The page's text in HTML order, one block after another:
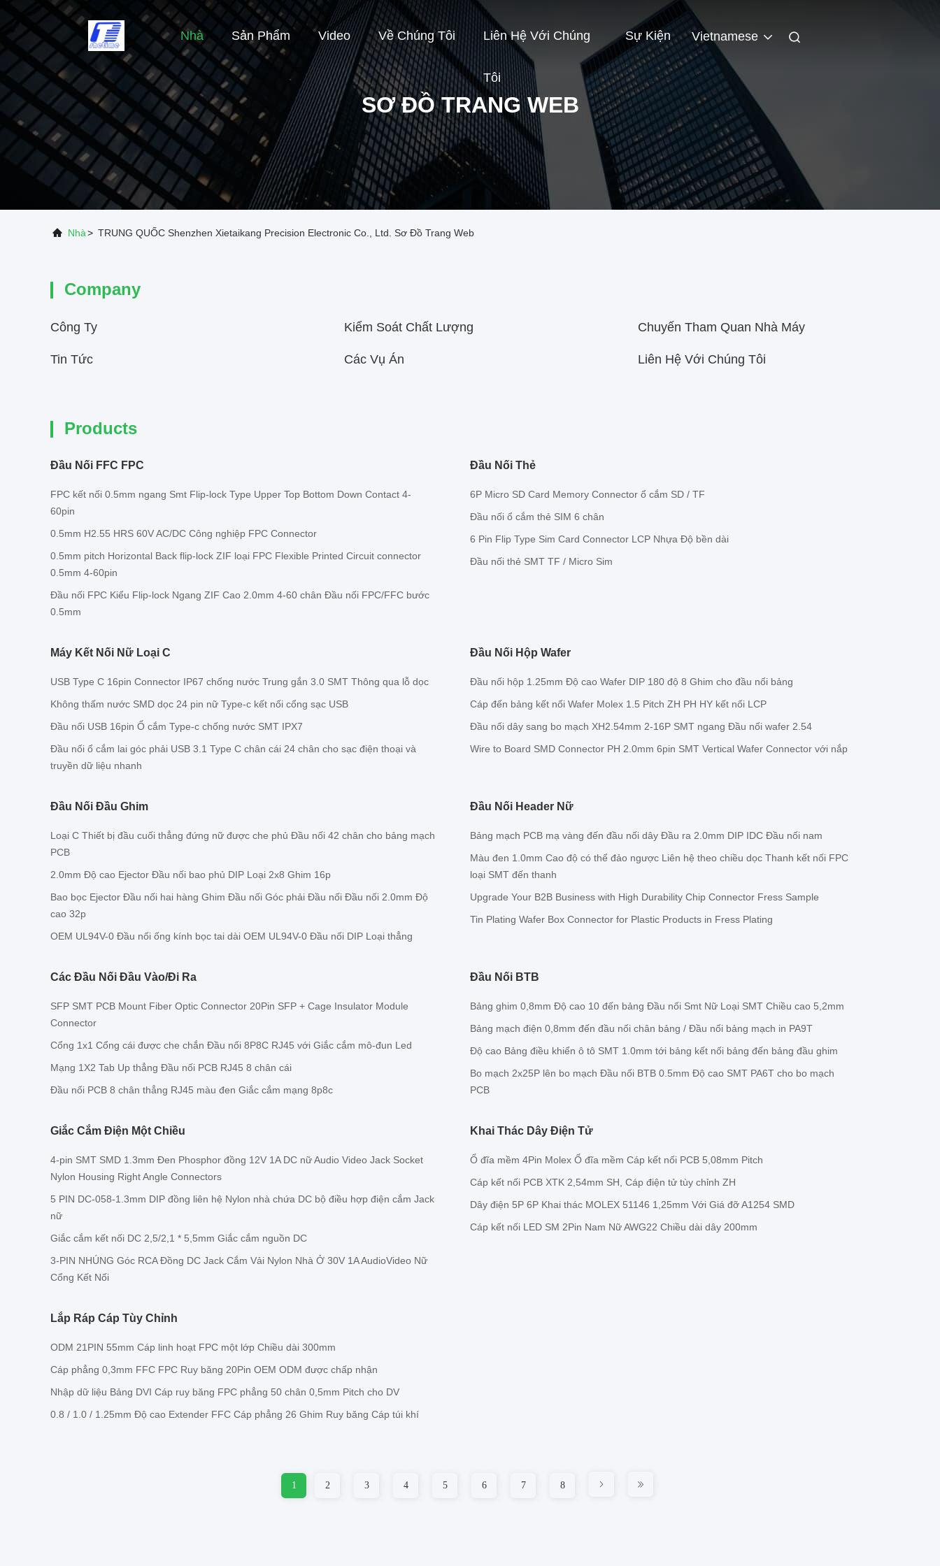
Nhà Sản Phẩm Video Về Chúng Tôi Liên Hệ Với Chúng
Tôi
Sự Kiện Vietnamese
SƠ ĐỒ TRANG WEB
Nhà> TRUNG QUỐC Shenzhen Xietaikang Precision Electronic Co., Ltd. Sơ Đồ Trang Web
Company
Công Ty Kiểm Soát Chất Lượng Chuyến Tham Quan Nhà Máy
Tin Tức Các Vụ Án Liên Hệ Với Chúng Tôi
Products
Đầu Nối FFC FPC
FPC kết nối 0.5mm ngang Smt Flip-lock Type Upper Top Bottom Down Contact 4-
60pin
0.5mm H2.55 HRS 60V AC/DC Công nghiệp FPC Connector
0.5mm pitch Horizontal Back flip-lock ZIF loại FPC Flexible Printed Circuit connector
0.5mm 4-60pin
Đầu nối FPC Kiểu Flip-lock Ngang ZIF Cao 2.0mm 4-60 chân Đầu nối FPC/FFC bước
0.5mm
Đầu Nối Thẻ
6P Micro SD Card Memory Connector ổ cắm SD / TF
Đầu nối ổ cắm thẻ SIM 6 chân
6 Pin Flip Type Sim Card Connector LCP Nhựa Độ bền dài
Đầu nối thẻ SMT TF / Micro Sim
Máy Kết Nối Nữ Loại C
USB Type C 16pin Connector IP67 chống nước Trung gắn 3.0 SMT Thông qua lỗ dọc
Không thấm nước SMD dọc 24 pin nữ Type-c kết nối cổng sạc USB
Đầu nối USB 16pin Ổ cắm Type-c chống nước SMT IPX7
Đầu nối ổ cắm lai góc phải USB 3.1 Type C chân cái 24 chân cho sạc điện thoại và
truyền dữ liệu nhanh
Đầu Nối Hộp Wafer
Đầu nối hộp 1.25mm Độ cao Wafer DIP 180 độ 8 Ghim cho đầu nối bảng
Cáp đến bảng kết nối Wafer Molex 1.5 Pitch ZH PH HY kết nối LCP
Đầu nối dây sang bo mạch XH2.54mm 2-16P SMT ngang Đầu nối wafer 2.54
Wire to Board SMD Connector PH 2.0mm 6pin SMT Vertical Wafer Connector với nắp
Đầu Nối Đầu Ghim
Loại C Thiết bị đầu cuối thẳng đứng nữ được che phủ Đầu nối 42 chân cho bảng mạch
PCB
2.0mm Độ cao Ejector Đầu nối bao phủ DIP Loại 2x8 Ghim 16p
Bao bọc Ejector Đầu nối hai hàng Ghim Đầu nối Góc phải Đầu nối Đầu nối 2.0mm Độ
cao 32p
OEM UL94V-0 Đầu nối ống kính bọc tai dài OEM UL94V-0 Đầu nối DIP Loại thẳng
Đầu Nối Header Nữ
Bảng mạch PCB mạ vàng đến đầu nối dây Đầu ra 2.0mm DIP IDC Đầu nối nam
Màu đen 1.0mm Cao độ có thể đảo ngược Liên hệ theo chiều dọc Thanh kết nối FPC
loại SMT đến thanh
Upgrade Your B2B Business with High Durability Chip Connector Fress Sample
Tin Plating Wafer Box Connector for Plastic Products in Fress Plating
Các Đầu Nối Đầu Vào/đi Ra
SFP SMT PCB Mount Fiber Optic Connector 20Pin SFP + Cage Insulator Module
Connector
Cổng 1x1 Cổng cái được che chắn Đầu nối 8P8C RJ45 với Giắc cắm mô-đun Led
Mạng 1X2 Tab Up thẳng Đầu nối PCB RJ45 8 chân cái
Đầu nối PCB 8 chân thẳng RJ45 màu đen Giắc cắm mạng 8p8c
Đầu Nối BTB
Bảng ghim 0,8mm Độ cao 10 đến bảng Đầu nối Smt Nữ Loại SMT Chiều cao 5,2mm
Bảng mạch điện 0,8mm đến đầu nối chân bảng / Đầu nối bảng mạch in PA9T
Độ cao Bảng điều khiển ô tô SMT 1.0mm tới bảng kết nối bảng đến bảng đầu ghim
Bo mạch 2x25P lên bo mạch Đầu nối BTB 0.5mm Độ cao SMT PA6T cho bo mạch
PCB
Giắc Cắm Điện Một Chiều
4-pin SMT SMD 1.3mm Đen Phosphor đồng 12V 1A DC nữ Audio Video Jack Socket
Nylon Housing Right Angle Connectors
5 PIN DC-058-1.3mm DIP đồng liên hệ Nylon nhà chứa DC bộ điều hợp điện cắm Jack
nữ
Giắc cắm kết nối DC 2,5/2,1 * 5,5mm Giắc cắm nguồn DC
3-PIN NHÚNG Góc RCA Đồng DC Jack Cắm Vải Nylon Nhà Ở 30V 1A AudioVideo Nữ
Cổng Kết Nối
Khai Thác Dây Điện Tử
Ổ đĩa mềm 4Pin Molex Ổ đĩa mềm Cáp kết nối PCB 5,08mm Pitch
Cáp kết nối PCB XTK 2,54mm SH, Cáp điện tử tùy chỉnh ZH
Dây điện 5P 6P Khai thác MOLEX 51146 1,25mm Với Giá đỡ A1254 SMD
Cáp kết nối LED SM 2Pin Nam Nữ AWG22 Chiều dài dây 200mm
Lắp Ráp Cáp Tùy Chỉnh
ODM 21PIN 55mm Cáp linh hoạt FPC một lớp Chiều dài 300mm
Cáp phẳng 0,3mm FFC FPC Ruy băng 20Pin OEM ODM được chấp nhận
Nhập dữ liệu Bảng DVI Cáp ruy băng FPC phẳng 50 chân 0,5mm Pitch cho DV
0.8 / 1.0 / 1.25mm Độ cao Extender FFC Cáp phẳng 26 Ghim Ruy băng Cáp túi khí
1 2 3 4 5 6 7 8